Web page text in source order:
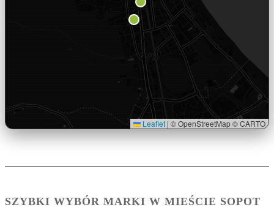
Leaflet | © OpenStreetMap © CARTO
SZYBKI WYBÓR MARKI W MIEŚCIE SOPOT